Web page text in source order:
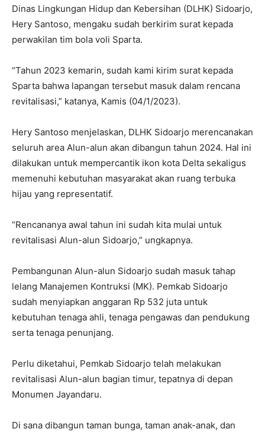
Dinas Lingkungan Hidup dan Kebersihan (DLHK) Sidoarjo,
Hery Santoso, mengaku sudah berkirim surat kepada
perwakilan tim bola voli Sparta.
“Tahun 2023 kemarin, sudah kami kirim surat kepada
Sparta bahwa lapangan tersebut masuk dalam rencana
revitalisasi,” katanya, Kamis (04/1/2023).
Hery Santoso menjelaskan, DLHK Sidoarjo merencanakan
seluruh area Alun-alun akan dibangun tahun 2024. Hal ini
dilakukan untuk mempercantik ikon kota Delta sekaligus
memenuhi kebutuhan masyarakat akan ruang terbuka
hijau yang representatif.
“Rencananya awal tahun ini sudah kita mulai untuk
revitalisasi Alun-alun Sidoarjo,” ungkapnya.
Pembangunan Alun-alun Sidoarjo sudah masuk tahap
lelang Manajemen Kontruksi (MK). Pemkab Sidoarjo
sudah menyiapkan anggaran Rp 532 juta untuk
kebutuhan tenaga ahli, tenaga pengawas dan pendukung
serta tenaga penunjang.
Perlu diketahui, Pemkab Sidoarjo telah melakukan
revitalisasi Alun-alun bagian timur, tepatnya di depan
Monumen Jayandaru.
Di sana dibangun taman bunga, taman anak-anak, dan